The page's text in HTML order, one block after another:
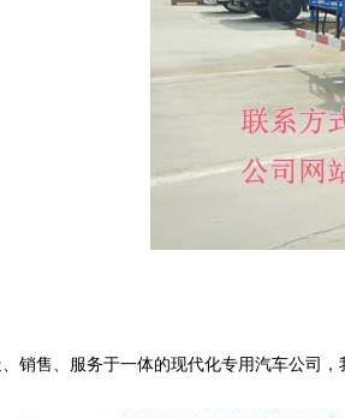
销售、服务于一体的现代化专用汽车公司